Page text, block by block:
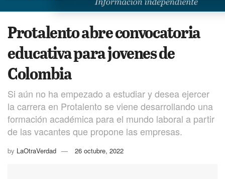
Protalento abre convocatoria
educativa para jovenes de
Colombia
Si aún no ha empezado a estudiar y desea ejercer
la carrera en Protalento se viene desarrollando una
formación académica para el mundo laboral a partir
de las vacantes que propone las empresas.
by LaOtraVerdad 26 octubre, 2022